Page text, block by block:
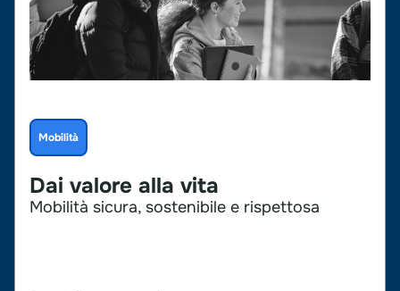
Mobilità
Dai valore alla vita
Mobilità sicura, sostenibile e rispettosa